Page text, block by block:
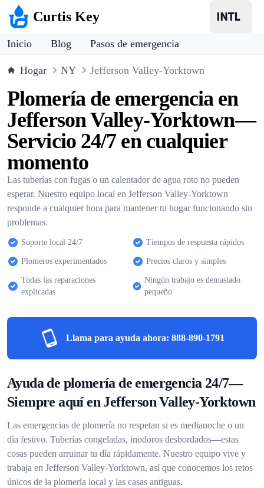
Curtis Key
Inicio Blog Pasos de emergencia
Hogar NY Jefferson Valley-Yorktown
Plomería de emergencia en
Jefferson Valley-Yorktown—
Servicio 24/7 en cualquier
momento
Las tuberías con fugas o un calentador de agua roto no pueden
esperar. Nuestro equipo local en Jefferson Valley-Yorktown
responde a cualquier hora para mantener tu hogar funcionando sin
problemas.
Soporte local 24/7 Tiempos de respuesta rápidos
Plomeros experimentados Precios claros y simples
Todas las reparaciones
explicadas
Ningún trabajo es demasiado
pequeño
Llama para ayuda ahora: 888-890-1791
Ayuda de plomería de emergencia 24/7—
Siempre aquí en Jefferson Valley-Yorktown
Las emergencias de plomería no respetan si es medianoche o un
día festivo. Tuberías congeladas, inodoros desbordados—estas
cosas pueden arruinar tu día rápidamente. Nuestro equipo vive y
trabaja en Jefferson Valley-Yorktown, así que conocemos los retos
únicos de la plomería local y las casas antiguas.